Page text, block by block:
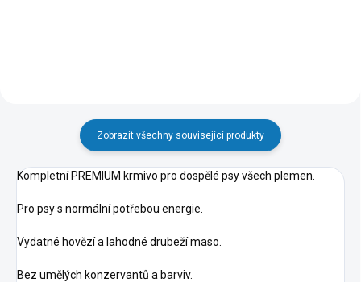
Zobrazit všechny související produkty
Kompletní PREMIUM krmivo pro dospělé psy všech plemen.
Pro psy s normální potřebou energie.
Vydatné hovězí a lahodné drubeží maso.
Bez umělých konzervantů a barviv.